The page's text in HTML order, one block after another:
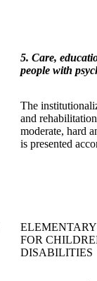
5. Care,
people with
The
and
moderate, hard
is presented
FOR
DISABILITIES